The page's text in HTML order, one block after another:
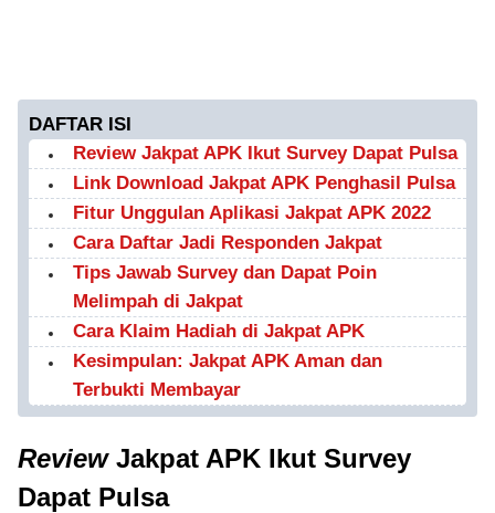
DAFTAR ISI
Review Jakpat APK Ikut Survey Dapat Pulsa
Link Download Jakpat APK Penghasil Pulsa
Fitur Unggulan Aplikasi Jakpat APK 2022
Cara Daftar Jadi Responden Jakpat
Tips Jawab Survey dan Dapat Poin
Melimpah di Jakpat
Cara Klaim Hadiah di Jakpat APK
Kesimpulan: Jakpat APK Aman dan
Terbukti Membayar
ReviewJakpat APK Ikut Survey
Dapat Pulsa